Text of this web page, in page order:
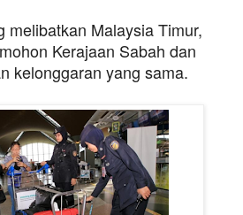
melibatkan Malaysia Timur,
Kerajaan Sabah dan
kelonggaran yang sama.